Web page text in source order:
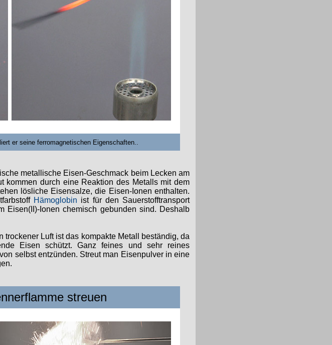
er seine ferromagnetischen Eigenschaften..
metallische Eisen-Geschmack beim Lecken am
kommen durch eine Reaktion des Metalls mit dem
lösliche Eisensalze, die Eisen-Ionen enthalten.
Hämoglobin ist für den Sauerstofftransport
Eisen(II)-Ionen chemisch gebunden sind. Deshalb
trockener Luft ist das kompakte Metall beständig, da
Eisen schützt. Ganz feines und sehr reines
selbst entzünden. Streut man Eisenpulver in eine
streuen